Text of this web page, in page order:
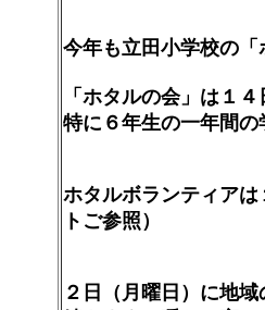
今年も立田小学校の
「ホタルの会」は１
特に６年生の一年間
ホタルボランティア
トご参照）
２日（月曜日）に地